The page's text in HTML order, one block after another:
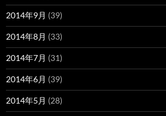
2014年9月 (39)
2014年8月 (33)
2014年7月 (31)
2014年6月 (39)
2014年5月 (28)